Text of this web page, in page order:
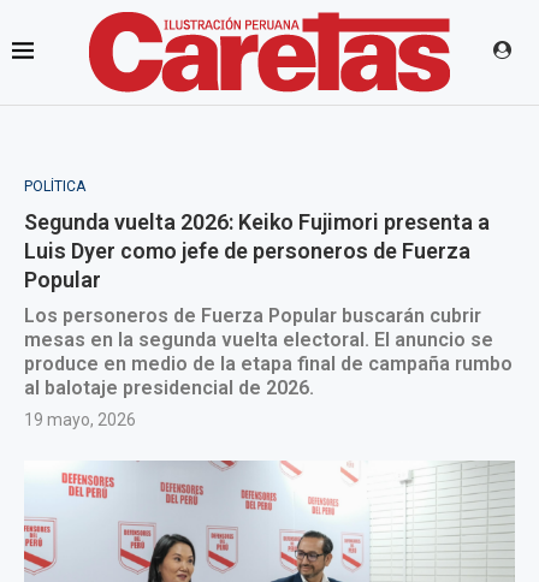
POLÍTICA
Segunda vuelta 2026: Keiko Fujimori presenta a
Luis Dyer como jefe de personeros de Fuerza
Popular
Los personeros de Fuerza Popular buscarán cubrir
mesas en la segunda vuelta electoral. El anuncio se
produce en medio de la etapa final de campaña rumbo
al balotaje presidencial de 2026.
19 mayo, 2026